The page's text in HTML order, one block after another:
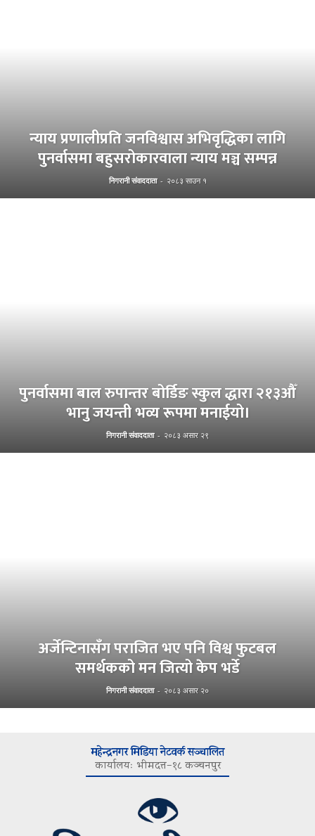
न्याय प्रणालीप्रति जनविश्वास अभिवृद्धिका लागि
पुनर्वासमा बहुसरोकारवाला न्याय मञ्च सम्पन्न
निगरानी संवाददाता - २०८३ साउन १
पुनर्वासमा बाल रुपान्तर बोर्डिङ स्कुल द्धारा २१३औँ
भानु जयन्ती भव्य रूपमा मनाईयो।
निगरानी संवाददाता - २०८३ असार २९
अर्जेन्टिनासँग पराजित भए पनि विश्व फुटबल
समर्थकको मन जित्यो केप भर्डे
निगरानी संवाददाता - २०८३ असार २०
महेन्द्रनगर मिडिया नेटवर्क सञ्चालित
कार्यालयः भीमदत्त–१८ कञ्चनपुर